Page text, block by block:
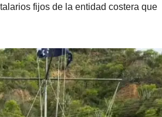
fijos de la entidad costera que